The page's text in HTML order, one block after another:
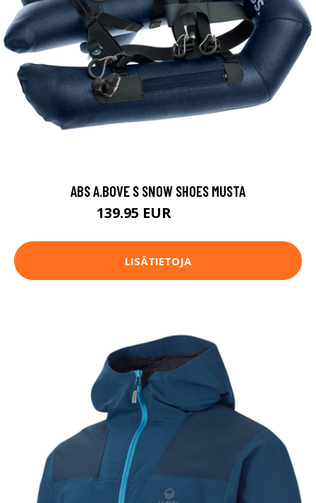
ABS A.BOVE S SNOW SHOES MUSTA
139.95 EUR
LISÄTIETOJA